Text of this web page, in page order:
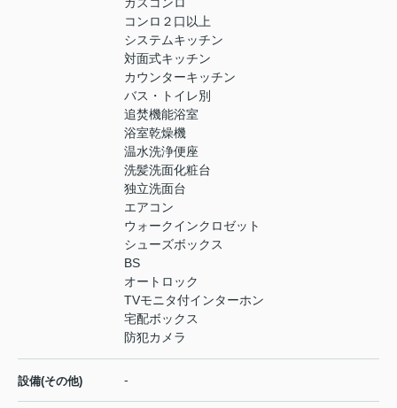
コンロ２口以上
システムキッチン
対面式キッチン
カウンターキッチン
バス・トイレ別
追焚機能浴室
浴室乾燥機
温水洗浄便座
洗髪洗面化粧台
独立洗面台
エアコン
ウォークインクロゼット
シューズボックス
BS
オートロック
TVモニタ付インターホン
宅配ボックス
防犯カメラ
設備(その他) -